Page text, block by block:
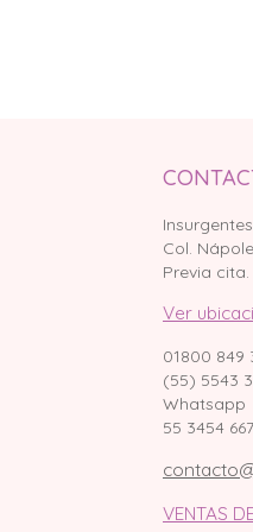
Col.
Previa cita.
Ver
01800 849
(55) 5543
Whatsapp
55 3454
VENTAS